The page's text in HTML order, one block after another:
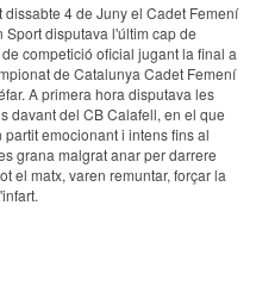
dissabte 4 de Juny el Cadet Femení
Sport disputava l'últim cap de
competició oficial jugant la final a
de Catalunya Cadet Femení
A primera hora disputava les
davant del CB Calafell, en el que
partit emocionant i intens fins al
grana malgrat anar per darrere
el matx, varen remuntar, forçar la